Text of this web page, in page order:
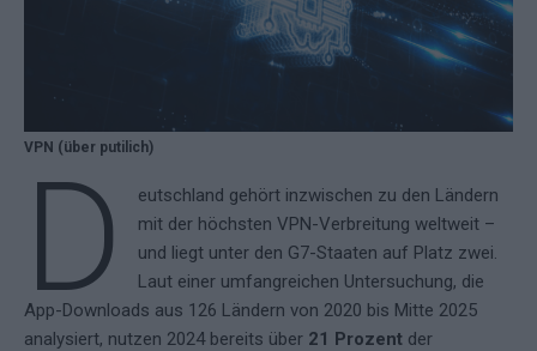
VPN (über putilich)
D
eutschland gehört inzwischen zu den Ländern
mit der höchsten VPN-Verbreitung weltweit –
und liegt unter den G7-Staaten auf Platz zwei.
Laut einer umfangreichen Untersuchung, die
App-Downloads aus 126 Ländern von 2020 bis Mitte 2025
analysiert, nutzen 2024 bereits über 21 Prozent der